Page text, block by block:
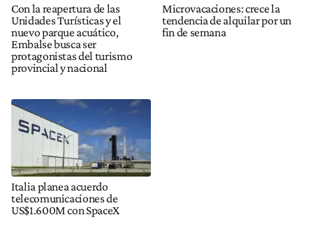
Con la reapertura de las
Unidades Turísticas y el
nuevo parque acuático,
Embalse busca ser
protagonistas del turismo
provincial y nacional
Microvacaciones: crece la
tendencia de alquilar por un
fin de semana
Italia planea acuerdo
telecomunicaciones de
US$1.600M con SpaceX